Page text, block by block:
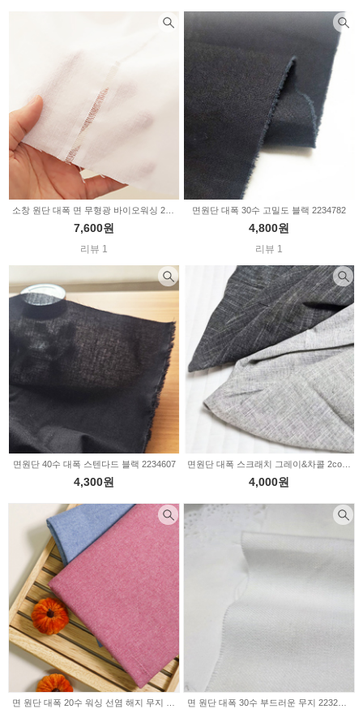
7,600원
리뷰 1
면원단 대폭 30수 고밀도 블랙 2234782
4,800원
리뷰 1
면원단 40수 대폭 스텐다드 블랙 2234607
4,300원 4,000원
면 원단 대폭 20수 워싱 선염 해지 무지 2color 2021 면 원단 대폭 30수 부드러운 무지 2232743